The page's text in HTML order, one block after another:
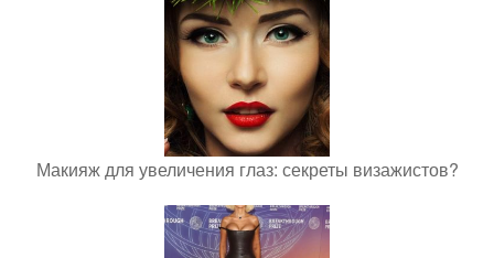
Макияж для увеличения глаз: секреты визажистов?